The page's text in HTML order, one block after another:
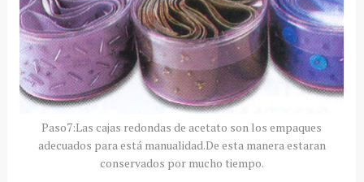
Paso7:Las cajas redondas de acetato son los empaques
adecuados para está manualidad.De esta manera estaran
conservados por mucho tiempo.